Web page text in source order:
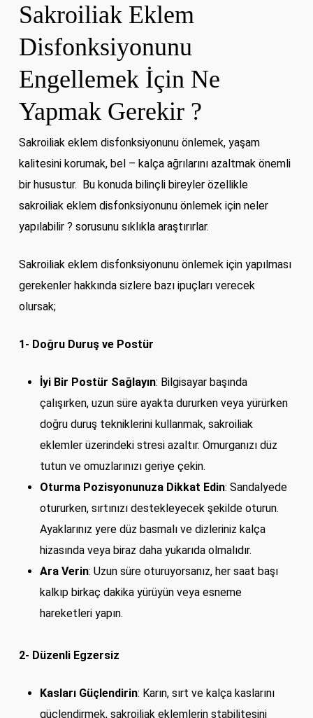
Sakroiliak Eklem
Disfonksiyonunu
Engellemek İçin Ne
Yapmak Gerekir ?
Sakroiliak eklem disfonksiyonunu önlemek, yaşam
kalitesini korumak, bel – kalça ağrılarını azaltmak önemli
bir husustur. Bu konuda bilinçli bireyler özellikle
sakroiliak eklem disfonksiyonunu önlemek için neler
yapılabilir ? sorusunu sıklıkla araştırırlar.
Sakroiliak eklem disfonksiyonunu önlemek için yapılması
gerekenler hakkında sizlere bazı ipuçları verecek
olursak;
1- Doğru Duruş ve Postür
İyi Bir Postür Sağlayın: Bilgisayar başında
çalışırken, uzun süre ayakta dururken veya yürürken
doğru duruş tekniklerini kullanmak, sakroiliak
eklemler üzerindeki stresi azaltır. Omurganızı düz
tutun ve omuzlarınızı geriye çekin.
Oturma Pozisyonunuza Dikkat Edin: Sandalyede
otururken, sırtınızı destekleyecek şekilde oturun.
Ayaklarınız yere düz basmalı ve dizleriniz kalça
hizasında veya biraz daha yukarıda olmalıdır.
Ara Verin: Uzun süre oturuyorsanız, her saat başı
kalkıp birkaç dakika yürüyün veya esneme
hareketleri yapın.
2- Düzenli Egzersiz
Kasları Güçlendirin: Karın, sırt ve kalça kaslarını
güçlendirmek, sakroiliak eklemlerin stabilitesini